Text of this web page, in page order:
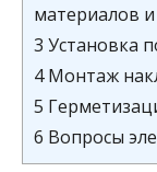
материалов
3 Установка
4Монтаж
5
6 Вопросы